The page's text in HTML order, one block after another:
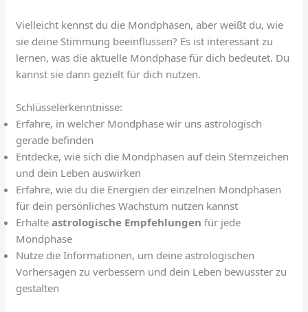
Vielleicht kennst du die Mondphasen, aber weißt du, wie
sie deine Stimmung beeinflussen? Es ist interessant zu
lernen, was die aktuelle Mondphase für dich bedeutet. Du
kannst sie dann gezielt für dich nutzen.
Schlüsselerkenntnisse:
Erfahre, in welcher Mondphase wir uns astrologisch
gerade befinden
Entdecke, wie sich die Mondphasen auf dein Sternzeichen
und dein Leben auswirken
Erfahre, wie du die Energien der einzelnen Mondphasen
für dein persönliches Wachstum nutzen kannst
Erhalteastrologische Empfehlungen für jede
Mondphase
Nutze die Informationen, um deine astrologischen
Vorhersagen zu verbessern und dein Leben bewusster zu
gestalten